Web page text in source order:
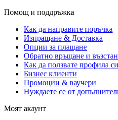
Помощ и поддръжка
Как да направите поръчка
Изпращане & Доставка
Опции за плащане
Обратно връщане и
Как да ползвате профила си
Бизнес клиенти
Промоции & ваучери
Нуждаете се от
Моят акаунт